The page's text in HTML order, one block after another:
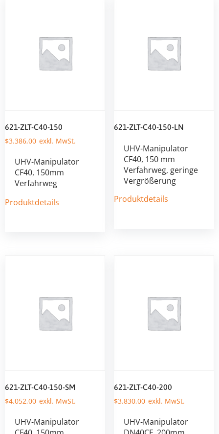
621-ZLT-C40-150
$3.386,00
UHV-Manipulator
CF40, 150mm
Verfahrweg
Produktdetails
621-ZLT-C40-150-LN
UHV-Manipulator
CF40, 150 mm
Verfahrweg, geringe
Vergrößerung
Produktdetails
621-ZLT-C40-150-SM
$4.052,00
UHV-Manipulator
621-ZLT-C40-200
$3.830,00
UHV-Manipulator